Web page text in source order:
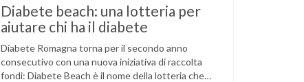
Diabete beach: una lotteria per
aiutare chi ha il diabete
Diabete Romagna torna per il secondo anno
consecutivo con una nuova iniziativa di raccolta
fondi: Diabete Beach è il nome della lotteria che